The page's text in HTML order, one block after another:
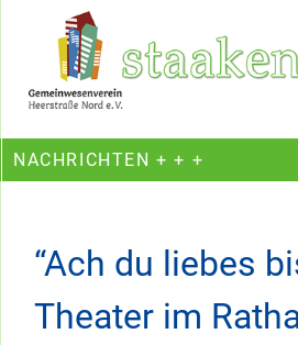
Ein Projekt des Gemeinwesenvereins
NACHRICHTEN + + +
“Ach du liebes
Theater im